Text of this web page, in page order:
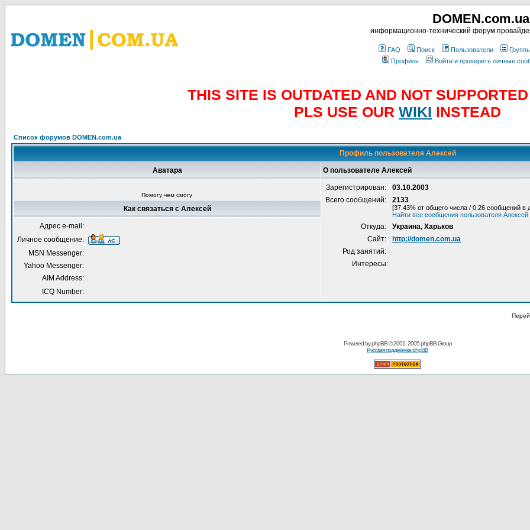
DOMEN.com.ua
информационно-технический форум
FAQ Поиск Пользователи
Профиль
Войти и проверить личные
THIS SITE IS OUTDATED AND NOT
PLS USE OUR WIKI INSTEAD
Список форумов DOMEN.com.ua
Профиль пользователя Алексей
Аватара О пользователе Алексей
Помогу чем смогу
Зарегистрирован:
03.10.2003
Всего сообщений:
2133
[37.43% от общего числа / 0.26 сообщений в
Найти все сообщения пользователя Алексей
Откуда:
Украина, Харьков
Сайт:
http://domen.com.ua
Род занятий:
Интересы:
Как связаться с Алексей
Адрес e-mail:
Личное сообщение:
MSN Messenger:
Yahoo Messenger:
AIM Address:
ICQ Number:
Powered byphpBB© 2001, 2005 phpBB Group
Русская поддержка phpBB